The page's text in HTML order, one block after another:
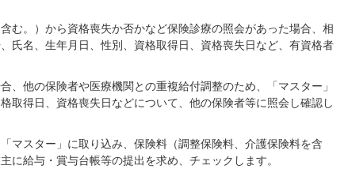
む。）から資格喪失か否かなど保険診療の照会があった場合、相
氏名、生年月日、性別、資格取得日、資格喪失日など、有資格者
、他の保険者や医療機関との重複給付調整のため、「マスター」
取得日、資格喪失日などについて、他の保険者等に照会し確認し
マスター」に取り込み、保険料（調整保険料、介護保険料を含
に給与・賞与台帳等の提出を求め、チェックします。